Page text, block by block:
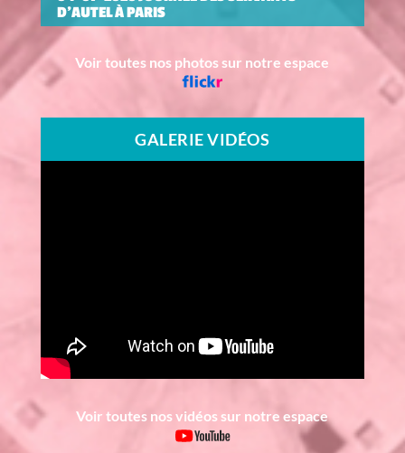
D'AUTEL À PARIS
Voir toutes nos photos sur notre espace
GALERIE VIDÉOS
Voir toutes nos vidéos sur notre espace